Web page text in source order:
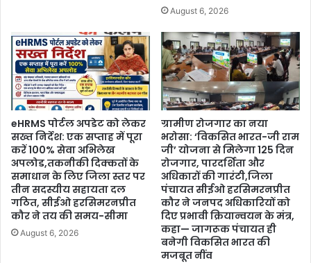
August 6, 2026
eHRMS पोर्टल अपडेट को लेकर
सख्त निर्देश: एक सप्ताह में पूरा
करें 100% सेवा अभिलेख
अपलोड,तकनीकी दिक्कतों के
समाधान के लिए जिला स्तर पर
तीन सदस्यीय सहायता दल
गठित, सीईओ हरसिमरनप्रीत
कौर ने तय की समय-सीमा
August 6, 2026
ग्रामीण रोजगार का नया
भरोसा: ‘विकसित भारत-जी राम
जी’ योजना से मिलेगा 125 दिन
रोजगार, पारदर्शिता और
अधिकारों की गारंटी,जिला
पंचायत सीईओ हरसिमरनप्रीत
कौर ने जनपद अधिकारियों को
दिए प्रभावी क्रियान्वयन के मंत्र,
कहा— जागरूक पंचायत ही
बनेगी विकसित भारत की
मजबूत नींव